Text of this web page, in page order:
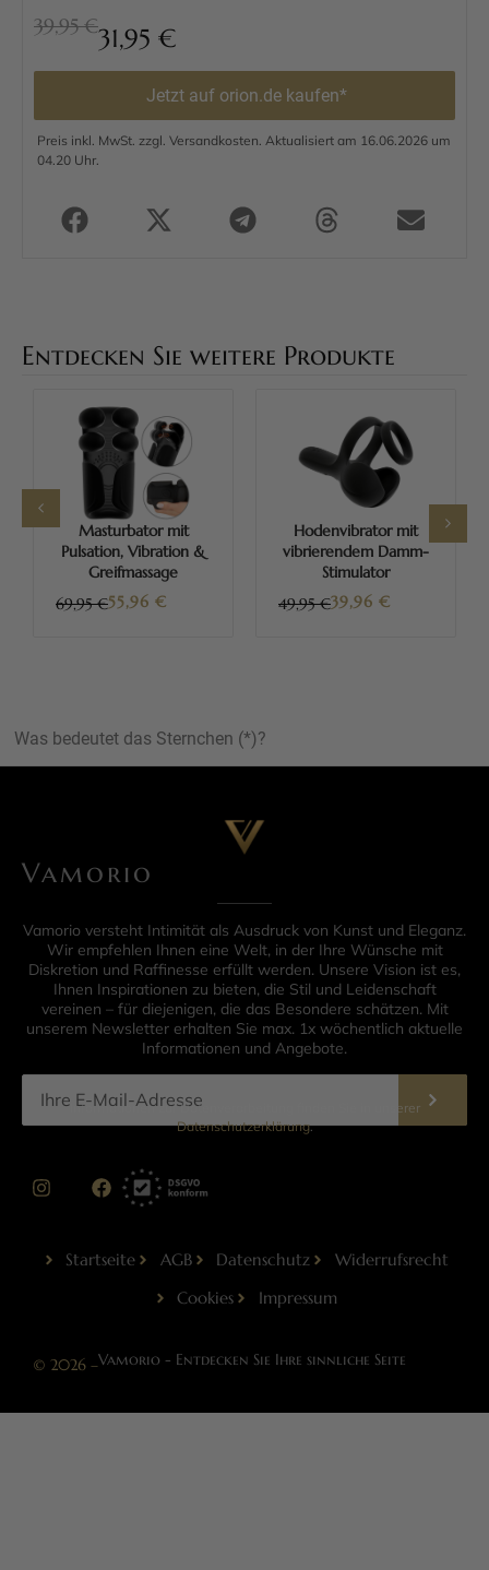
39,95 €31,95 €
Jetzt auf orion.de kaufen*
Preis inkl. MwSt. zzgl. Versandkosten. Aktualisiert am 16.06.2026 um
04.20 Uhr.
Entdecken Sie weitere Produkte
Masturbator mit
Pulsation, Vibration &
Greifmassage
69,95 €55,96 €
Hodenvibrator mit
vibrierendem Damm-
Stimulator
49,95 €39,96 €
Was bedeutet das Sternchen (*)?
Vamorio
Vamorio versteht Intimität als Ausdruck von Kunst und Eleganz.
Wir empfehlen Ihnen eine Welt, in der Ihre Wünsche mit
Diskretion und Raffinesse erfüllt werden. Unsere Vision ist es,
Ihnen Inspirationen zu bieten, die Stil und Leidenschaft
vereinen – für diejenigen, die das Besondere schätzen. Mit
unserem Newsletter erhalten Sie max. 1x wöchentlich aktuelle
Informationen und Angebote.
Informationen zur Datenverarbeitung finden Sie in unserer
Datenschutzerklärung.
Startseite AGB Datenschutz
Widerrufsrecht
Cookies
Impressum
© 2026 –Vamorio - Entdecken Sie Ihre sinnliche Seite